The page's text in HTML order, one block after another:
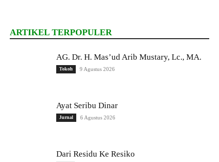
ARTIKEL TERPOPULER
AG. Dr. H. Mas’ud Arib Mustary, Lc., MA.
Tokoh 9 Agustus 2026
Ayat Seribu Dinar
Jurnal 6 Agustus 2026
Dari Residu Ke Resiko